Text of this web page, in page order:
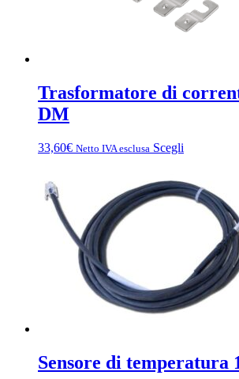
Trasformatore di
DM
33,60€ Netto IVA esclusa Scegli
più
varianti.
possono
essere
scelte
nella
pagina
Sensore di temperatura